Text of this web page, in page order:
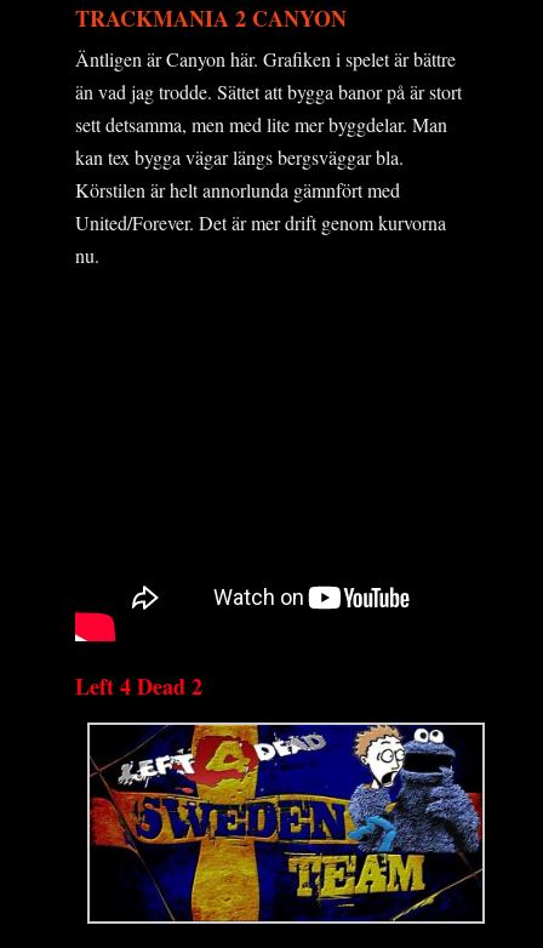
TRACKMANIA 2 CANYON
Äntligen är Canyon här. Grafiken i spelet är bättre
än vad jag trodde. Sättet att bygga banor på är stort
sett detsamma, men med lite mer byggdelar. Man
kan tex bygga vägar längs bergsväggar bla.
Körstilen är helt annorlunda gämnfört med
United/Forever. Det är mer drift genom kurvorna
nu.
Left 4 Dead 2